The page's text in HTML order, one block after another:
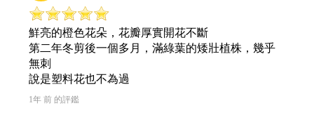
鮮亮的橙色花朵，花瓣厚實開花不斷
第二年冬剪後一個多月，滿綠葉的矮壯植株，幾乎
無刺
說是塑料花也不為過
1年 前 的評鑑